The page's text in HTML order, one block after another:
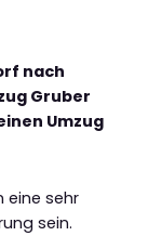
nach
Gruber
Umzug
eine sehr
sein.